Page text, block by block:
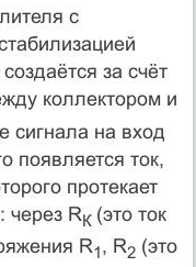
с
за счёт
коллектором и
сигнала на вход
появляется ток,
протекает
через RК (это ток
R1, R2(это